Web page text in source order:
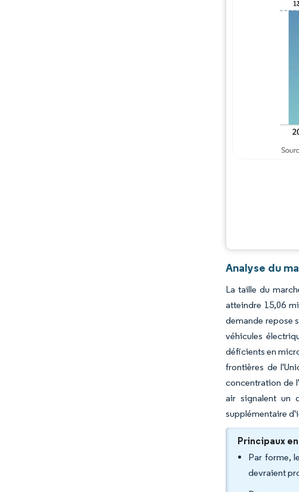
Analyse du
La taille du
atteindre 15,06
demande repose
véhicules
déficients en
frontières de
concentration de
air signalent un
supplémentaire
Principaux
Par forme,
devraient